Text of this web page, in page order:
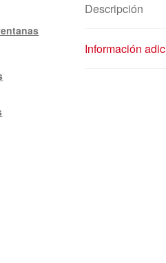
Descripción
Información